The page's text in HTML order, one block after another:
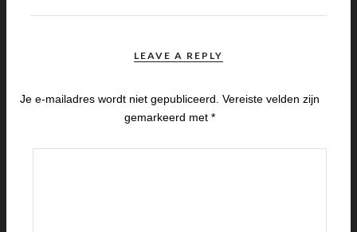
LEAVE A REPLY
Je e-mailadres wordt niet gepubliceerd. Vereiste velden zijn
gemarkeerd met*